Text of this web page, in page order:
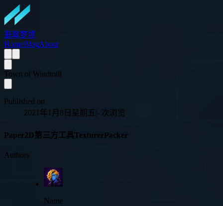
翡翠梦境
HomeBlogAbout
Town of Windmill
Published on
2021年1月8日星期五|- 次浏览
Paper2D第三方工具TexturerPacker
Authors
Name